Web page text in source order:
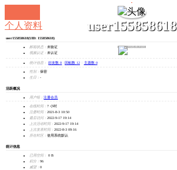
user155858618
发消息
个人资料
user155858618(UID: 155858618)
邮箱状态： 未验证
视频认证： 未认证
统计信息： 好友数 0 回帖数 12 主题数 0
性别： 保密
生日： -
活跃概况
用户组： 注册会员
在线时间： 7 小时
注册时间： 2021-8-3 10:50
最后访问： 2022-9-17 19:14
上次活动时间： 2022-9-17 19:14
上次发表时间： 2022-8-3 09:16
所在时区： 使用系统默认
统计信息
已用空间：
0 B
积分： 96
威望： 0